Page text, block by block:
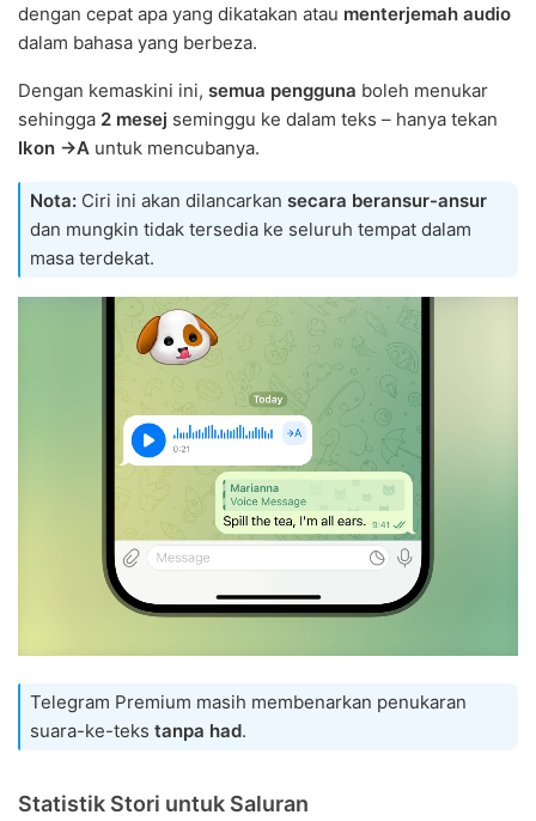
dengan cepat apa yang dikatakan atau menterjemah audio
dalam bahasa yang berbeza.
Dengan kemaskini ini, semua pengguna boleh menukar
sehingga 2 mesej seminggu ke dalam teks – hanya tekan
Ikon →A untuk mencubanya.
Nota: Ciri ini akan dilancarkan secara beransur-ansur
dan mungkin tidak tersedia ke seluruh tempat dalam
masa terdekat.
Telegram Premium masih membenarkan penukaran
suara-ke-teks tanpa had.
Statistik Stori untuk Saluran